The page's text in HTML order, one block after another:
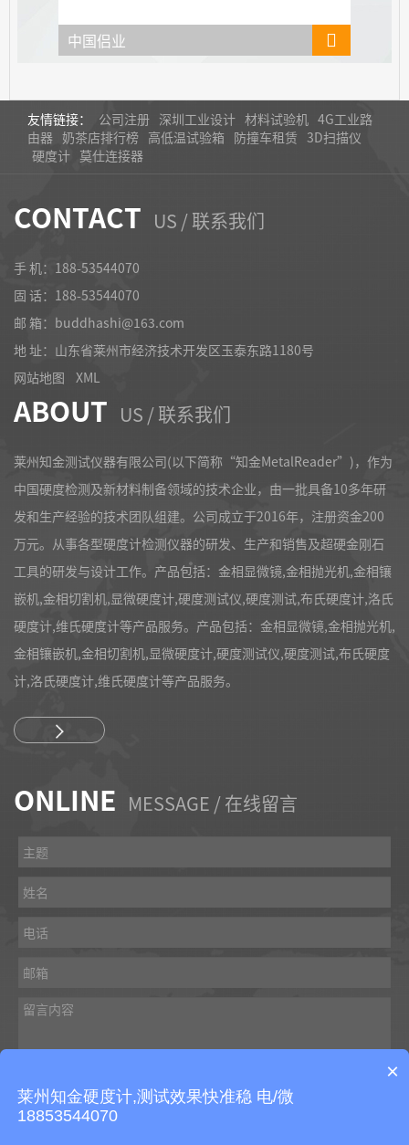
中国侣业
友情链接： 公司注册 深圳工业设计 材料试验机 4G工业路
由器 奶茶店排行榜 高低温试验箱 防撞车租赁 3D扫描仪
硬度计 莫仕连接器
CONTACT US / 联系我们
手 机：188-53544070
固 话： 188-53544070
邮 箱：buddhashi@163.com
地 址：山东省莱州市经济技术开发区玉泰东路1180号
网站地图
XML
ABOUT US / 联系我们
莱州知金测试仪器有限公司(以下简称“知金MetalReader”)，作为
中国硬度检测及新材料制备领域的技术企业，由一批具备10多年研
发和生产经验的技术团队组建。公司成立于2016年，注册资金200
万元。从事各型硬度计检测仪器的研发、生产和销售及超硬金刚石
工具的研发与设计工作。产品包括：金相显微镜,金相抛光机,金相镶
嵌机,金相切割机,显微硬度计,硬度测试仪,硬度测试,布氏硬度计,洛氏
硬度计,维氏硬度计等产品服务。产品包括：金相显微镜,金相抛光机,
金相镶嵌机,金相切割机,显微硬度计,硬度测试仪,硬度测试,布氏硬度
计,洛氏硬度计,维氏硬度计等产品服务。
ONLINE MESSAGE / 在线留言
×
莱州知金硬度计,测试效果快准稳 电/微
18853544070